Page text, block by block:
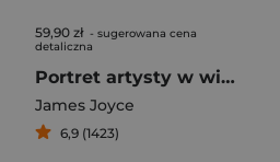
59,90 zł - sugerowana cena
detaliczna
Portret artysty w wieku młodzieńczym
James Joyce
6,9 (1423)